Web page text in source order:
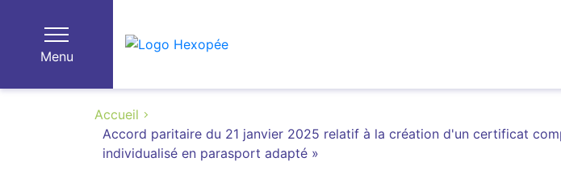
Menu
Accueil
Accord paritaire du 21 janvier 2025 relatif à la création d'un certificat
individualisé en parasport adapté »